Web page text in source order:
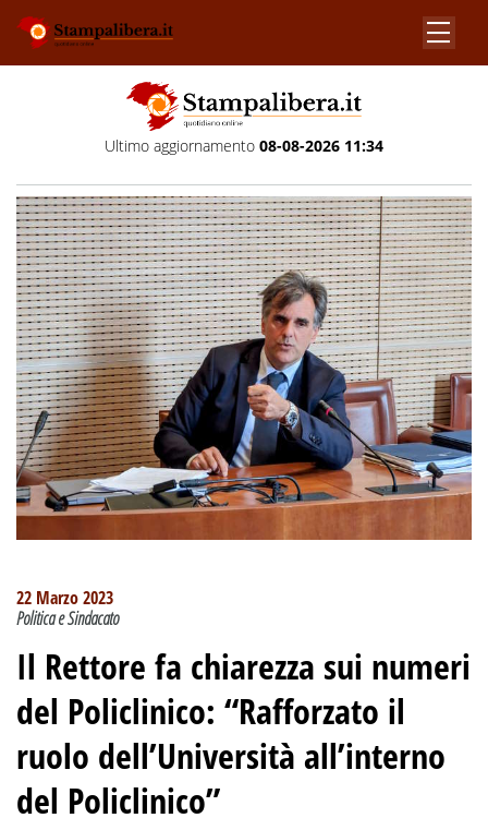
Ultimo aggiornamento 08-08-2026 11:34
22 Marzo 2023
Politica e Sindacato
Il Rettore fa chiarezza sui numeri
del Policlinico: “Rafforzato il
ruolo dell’Università all’interno
del Policlinico”